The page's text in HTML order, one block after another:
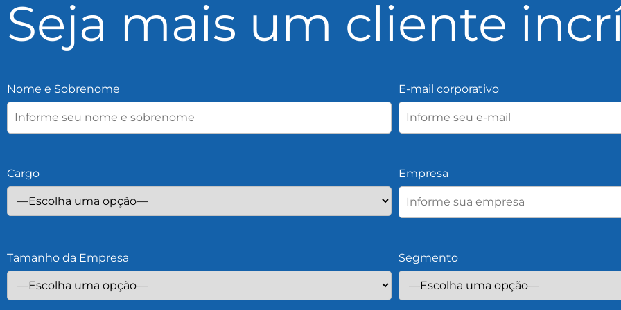
Seja mais um cliente
Nome e Sobrenome E-mail corporativo
Cargo Empresa
Tamanho da Empresa Segmento